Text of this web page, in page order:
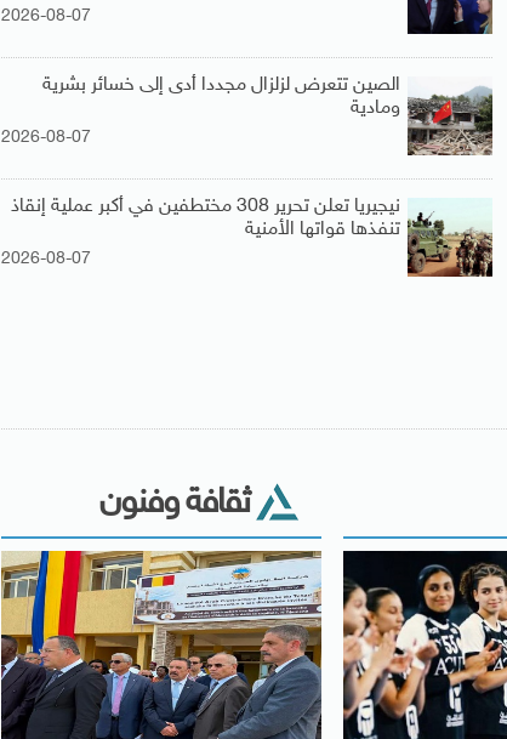
2026-08-07
الصين تتعرض لزلزال مجددا أدى إلى خسائر بشرية
ومادية
2026-08-07
نيجيريا تعلن تحرير 308 مختطفين في أكبر عملية إنقاذ
تنفذها قواتها الأمنية
2026-08-07
ثقافة وفنون